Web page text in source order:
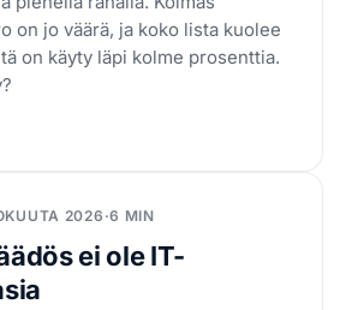
on jo väärä, ja koko lista kuolee
on käyty läpi kolme prosenttia.
2026 ·6 MIN
ei ole IT-